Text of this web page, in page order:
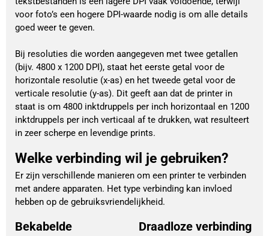
voor foto’s een hogere DPI-waarde nodig is om alle details
goed weer te geven.
Bij resoluties die worden aangegeven met twee getallen
(bijv. 4800 x 1200 DPI), staat het eerste getal voor de
horizontale resolutie (x-as) en het tweede getal voor de
verticale resolutie (y-as). Dit geeft aan dat de printer in
staat is om 4800 inktdruppels per inch horizontaal en 1200
inktdruppels per inch verticaal af te drukken, wat resulteert
in zeer scherpe en levendige prints.
Welke verbinding wil je gebruiken?
Er zijn verschillende manieren om een printer te verbinden
met andere apparaten. Het type verbinding kan invloed
hebben op de gebruiksvriendelijkheid.
Bekabelde
Draadloze verbinding